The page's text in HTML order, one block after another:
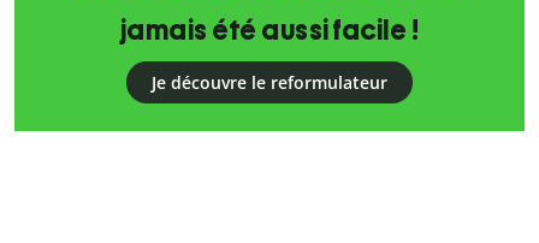
jamais été aussi facile !
Je découvre le reformulateur